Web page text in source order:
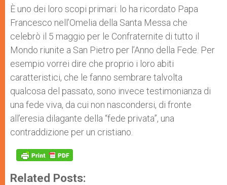
È uno dei loro scopi primari: lo ha ricordato Papa
Francesco nell’Omelia della Santa Messa che
celebrò il 5 maggio per le Confraternite di tutto il
Mondo riunite a San Pietro per l’Anno della Fede. Per
esempio vorrei dire che proprio i loro abiti
caratteristici, che le fanno sembrare talvolta
qualcosa del passato, sono invece testimonianza di
una fede viva, da cui non nascondersi, di fronte
all’eresia dilagante della “fede privata”, una
contraddizione per un cristiano.
Related Posts: